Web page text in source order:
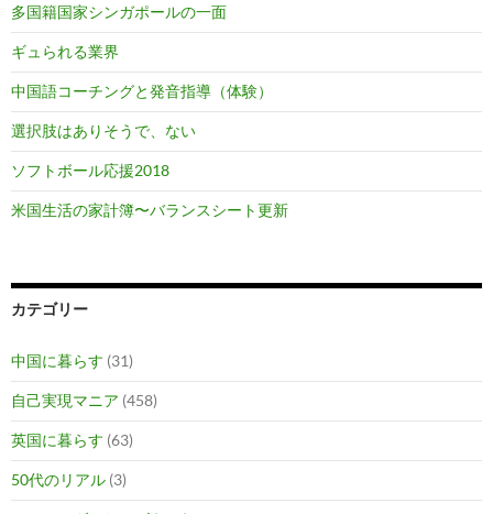
多国籍国家シンガポールの一面
ギュられる業界
中国語コーチングと発音指導（体験）
選択肢はありそうで、ない
ソフトボール応援2018
米国生活の家計簿〜バランスシート更新
カテゴリー
中国に暮らす (31)
自己実現マニア (458)
英国に暮らす (63)
50代のリアル (3)